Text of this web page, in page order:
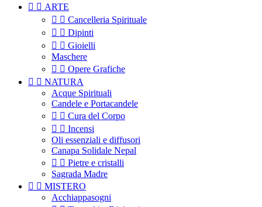
  ARTE
  Cancelleria Spirituale
  Dipinti
  Gioielli
Maschere
  Opere Grafiche
  NATURA
Acque Spirituali
Candele e Portacandele
  Cura del Corpo
  Incensi
Oli essenziali e diffusori
Canapa Solidale Nepal
  Pietre e cristalli
Sagrada Madre
  MISTERO
Acchiappasogni